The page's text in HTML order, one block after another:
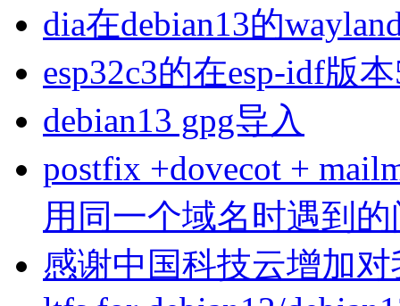
dia在debian13的
esp32c3的在esp-idf版
debian13 gpg导入
postfix +dovecot +
用同一个域名时遇到
感谢中国科技云增加